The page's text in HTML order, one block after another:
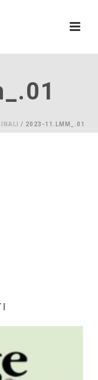
/ 2023-11.LMM_.01